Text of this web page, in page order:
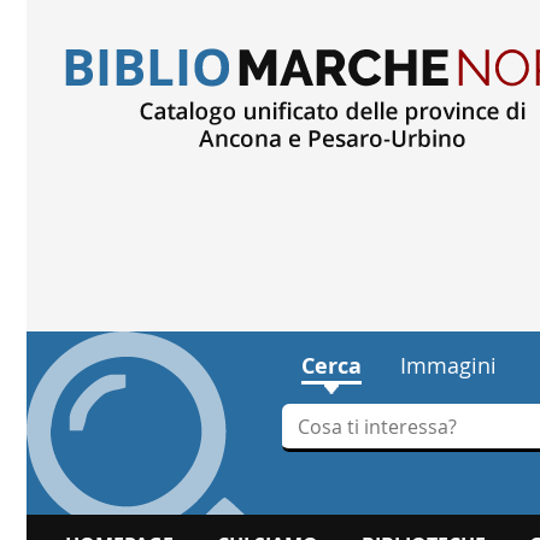
Cerca Immagini
Cerca su "Cerca"